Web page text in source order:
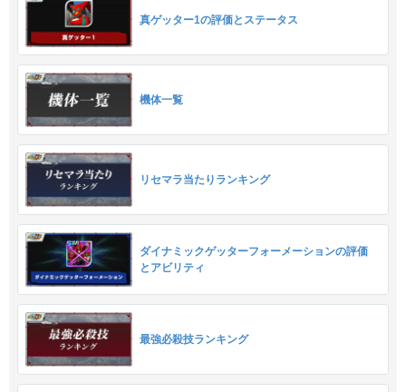
真ゲッター1の評価とステータス
機体一覧
リセマラ当たりランキング
ダイナミックゲッターフォーメーションの評価
とアビリティ
最強必殺技ランキング